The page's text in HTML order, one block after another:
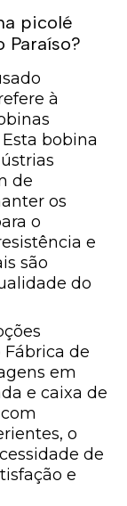
picolé
Paraíso?
à
bobina
de
os
o
e
são
do
de
em
e caixa de
o
de
e